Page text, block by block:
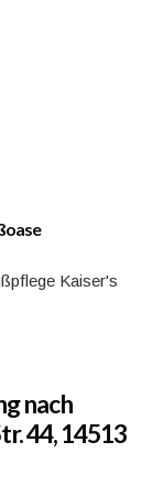
Kaiser's
nach
44, 14513